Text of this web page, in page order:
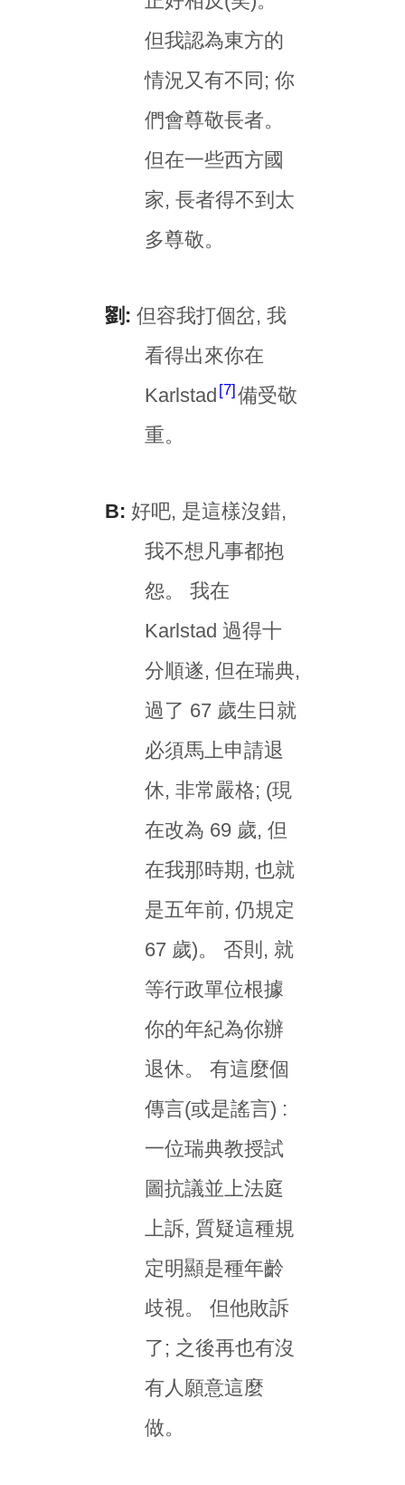
但我認為東方的
情況又有不同; 你
們會尊敬長者。
但在一些西方國
家, 長者得不到太
多尊敬。
劉: 但容我打個岔, 我
看得出來你在
Karlstad 7 備受敬
重。
B: 好吧, 是這樣沒錯,
我不想凡事都抱
怨。 我在
Karlstad 過得十
分順遂, 但在瑞典,
過了 67 歲生日就
必須馬上申請退
休, 非常嚴格; (現
在改為 69 歲, 但
在我那時期, 也就
是五年前, 仍規定
67 歲)。 否則, 就
等行政單位根據
你的年紀為你辦
退休。 有這麼個
傳言(或是謠言) :
一位瑞典教授試
圖抗議並上法庭
上訴, 質疑這種規
定明顯是種年齡
歧視。 但他敗訴
了; 之後再也有沒
有人願意這麼
做。